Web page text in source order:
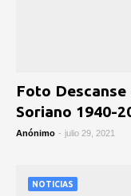
Foto Descanse
Soriano 1940-
Anónimo - julio 29, 2021
NOTICIAS